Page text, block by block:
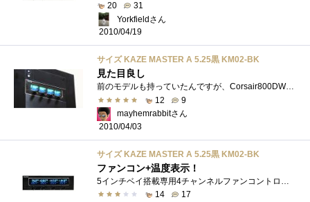
20
31
Yorkfieldさん
2010/04/19
サイズ KAZE MASTER A 5.25黒 KM02-BK
見た目良し
前のモデルも持っていたんですが、Corsair800DWのフロントパネルがアルミのヘアライン加工なのでそれに合わせるためだけに購入しました。縁の部�...
12
9
mayhemrabbitさん
2010/04/03
サイズ KAZE MASTER A 5.25黒 KM02-BK
ファンコン+温度表示！
14
17